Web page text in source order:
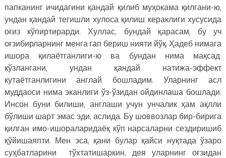
папканинг ичидагини қандай қилиб муҳокама қилгани-ю,
ундан қандай тегишли хулоса қилиш кераклиги хусусида
оғиз кўпиртирарди. Хуллас, бундай қарасам, бу уч
оғзибирларнинг менга гап бериш нияти йўқ. Ҳадеб нимага
ишора қилаётганлиги-ю ва бундан нима мақсад
кўзлангани, ундан қандай натижа-эффект
кутаётганлигини англай бошладим. Уларнинг асл
муддаоси нима эканлиги ўз-ўзидан ойдинлаша бошлади.
Инсон буни билиши, англаши учун унчалик ҳам ақлли
бўлиши шарт эмас эди, аслида. Бу шоввозлар бир-бирига
қилган имо-ишораларидаёқ кўп нарсаларни сездиришиб
қўйишаяпти. Мен эса, қани булар қайси нуқтада ўзаро
суҳбатларини тўхтатишаркин, дея уларнинг оғзидан